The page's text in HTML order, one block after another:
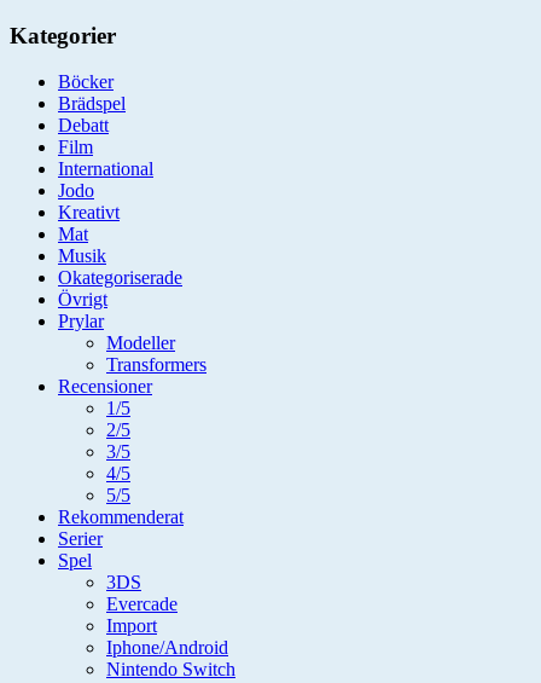
Kategorier
Böcker
Brädspel
Debatt
Film
International
Jodo
Kreativt
Mat
Musik
Okategoriserade
Övrigt
Prylar
Modeller
Transformers
Recensioner
1/5
2/5
3/5
4/5
5/5
Rekommenderat
Serier
Spel
3DS
Evercade
Import
Iphone/Android
Nintendo Switch